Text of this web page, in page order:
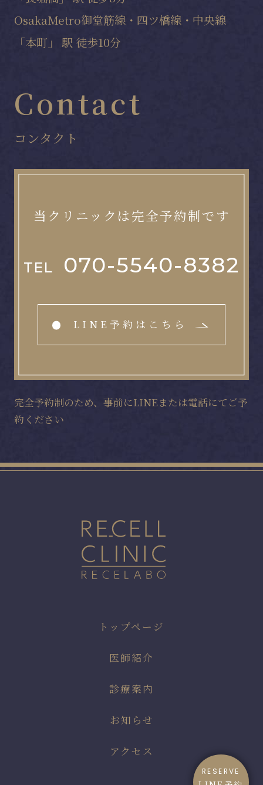
OsakaMetro御堂筋線・四ツ橋線・中央線
「本町」 駅 徒歩10分
Contact
コンタクト
当クリニックは完全予約制です
TEL 070-5540-8382
LINE予約はこちら
完全予約制のため、事前にLINEまたは電話にてご予
約ください
トップページ
医師紹介
診療案内
お知らせ
アクセス
RESERVE